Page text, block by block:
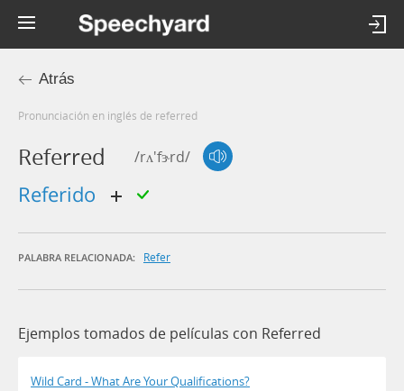
Atrás
Pronunciación en inglés de referred
Referred /rʌ'fɝrd/
referido
PALABRA RELACIONADA: Refer
Ejemplos tomados de películas con Referred
Wild Card - What Are Your Qualifications?